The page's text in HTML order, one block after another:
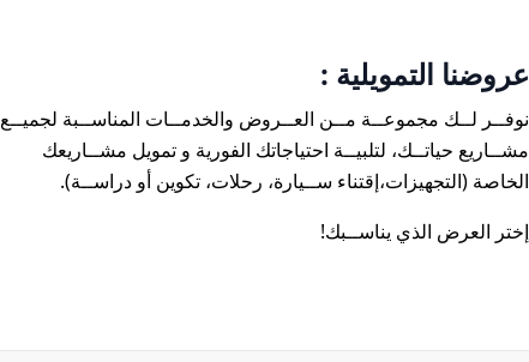
عروضنا التمويلية :
نوفــر لــك مجموعــة مــن العــروض والخدمــات المناســبة لجميــع
مشــاريع حياتــك، لتلبيــة احتياجاتك الفورية و تمويل مشــاريعك
الخاصة (التجهيزات،إقتناء ســيارة، رحلات، تكوين أو دراســة).
إختر العرض الذي يناســبك!